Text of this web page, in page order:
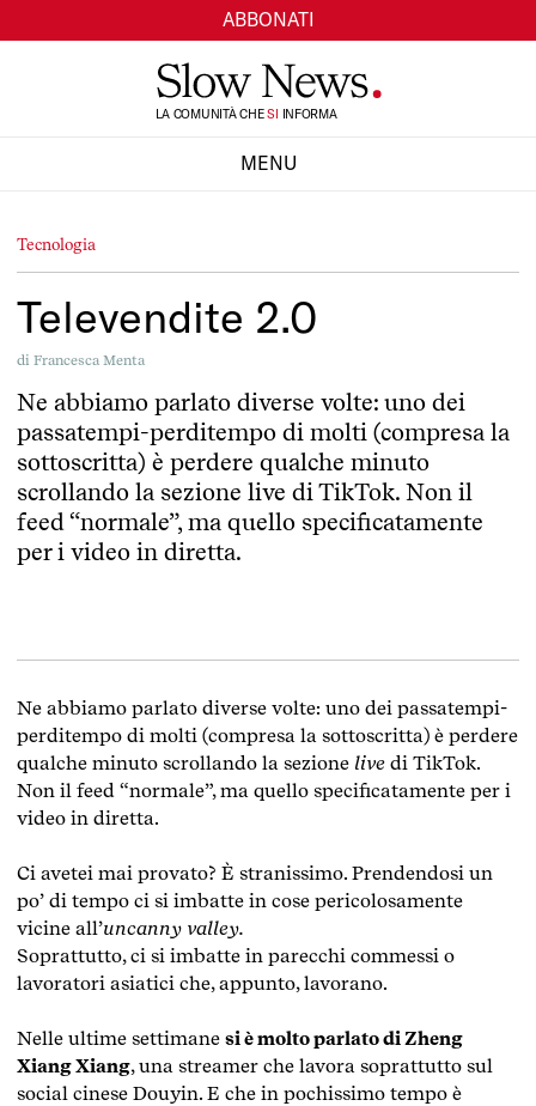
ABBONATI
LA COMUNITÀ CHE
TI
SI INFORMA
MENU
Tecnologia
Televendite 2.0
di Francesca Menta
Ne abbiamo parlato diverse volte: uno dei
passatempi-perditempo di molti (compresa la
sottoscritta) è perdere qualche minuto
scrollando la sezione live di TikTok. Non il
feed “normale”, ma quello specificatamente
per i video in diretta.
Ne abbiamo parlato diverse volte: uno dei passatempi-
perditempo di molti (compresa la sottoscritta) è perdere
qualche minuto scrollando la sezione live di TikTok.
Non il feed “normale”, ma quello specificatamente per i
video in diretta.
Ci avetei mai provato? È stranissimo. Prendendosi un
po’ di tempo ci si imbatte in cose pericolosamente
vicine all’uncanny valley.
Soprattutto, ci si imbatte in parecchi commessi o
lavoratori asiatici che, appunto, lavorano.
Nelle ultime settimane si è molto parlato di Zheng
Xiang Xiang, una streamer che lavora soprattutto sul
social cinese Douyin. E che in pochissimo tempo è